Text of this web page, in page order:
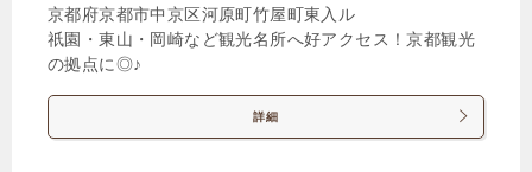
京都府京都市中京区河原町竹屋町東入ル
祇園・東山・岡崎など観光名所へ好アクセス！京都観光
の拠点に◎♪
詳細